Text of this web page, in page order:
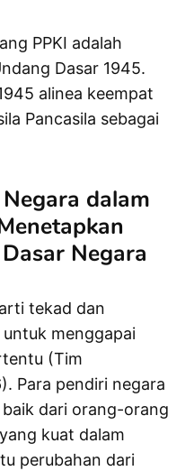
PPKI adalah
Dasar 1945.
alinea keempat
Pancasila sebagai
dalam
Negara
tekad dan
menggapai
(Tim
Para pendiri negara
dari orang-orang
kuat dalam
perubahan dari